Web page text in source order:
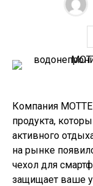
Компания
продукта,
активного
на рынке
чехол для
защищает ваше